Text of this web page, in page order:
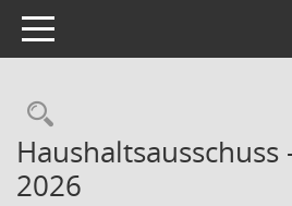
Toggle navigation
Rechercheauswahl
2026